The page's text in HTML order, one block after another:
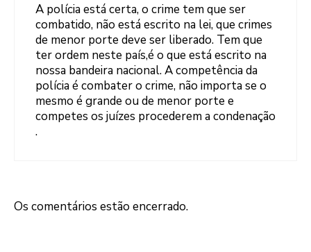
A polícia está certa, o crime tem que ser
combatido, não está escrito na lei, que crimes
de menor porte deve ser liberado. Tem que
ter ordem neste país,é o que está escrito na
nossa bandeira nacional. A competência da
polícia é combater o crime, não importa se o
mesmo é grande ou de menor porte e
competes os juízes procederem a condenação
.
Os comentários estão encerrado.